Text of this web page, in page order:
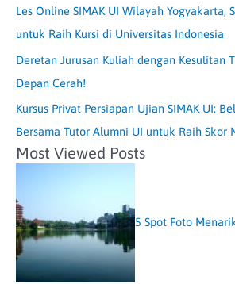
Les Online SIMAK UI Wilayah Yogyakarta,
untuk Raih Kursi di Universitas Indonesia
Deretan Jurusan Kuliah dengan Kesulitan
Depan Cerah!
Kursus Privat Persiapan Ujian SIMAK UI:
Bersama Tutor Alumni UI untuk Raih Skor
Most Viewed Posts
5 Spot Foto